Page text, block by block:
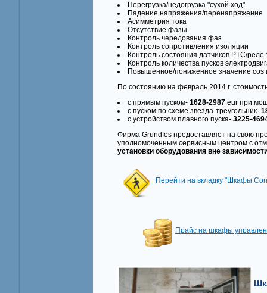
Перегрузка/недогрузка "сухой ход"
Падение напряжения/перенапряжение
Асимметрия тока
Отсутствие фазы
Контроль чередования фаз
Контроль сопротивления изоляции
Контроль состояния датчиков PTC/
Контроль количества пусков
Повышенное/пониженное значение cos
По состоянию на февраль 2014 г.
с прямым пуском- 1628-2987 eur при
с пуском по схеме звезда-треугольник-
с устройством плавного пуска- 3225-
Фирма Grundfos предоставляет на свою
уполномоченным сервисным центром с
установки оборудования вне
Перейти на вкладку "Шкафы
Прайс на шкафы